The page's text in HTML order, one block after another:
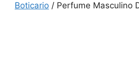
Boticario / Perfume Masculino